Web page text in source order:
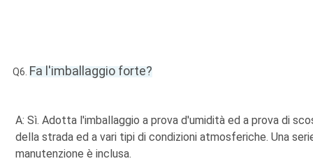
Q6. Fa l'imballaggio forte?
A: Sì. Adotta l'imballaggio a prova d'umidità ed a prova di
della strada ed a vari tipi di condizioni atmosferiche. Una
manutenzione è inclusa.